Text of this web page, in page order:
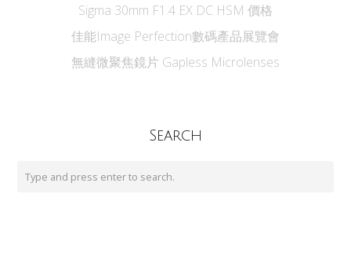
Sigma 30mm F1.4 EX DC HSM 價格
佳能Image Perfection數碼產品展覽會
無縫微聚焦鏡片 Gapless Microlenses
Search